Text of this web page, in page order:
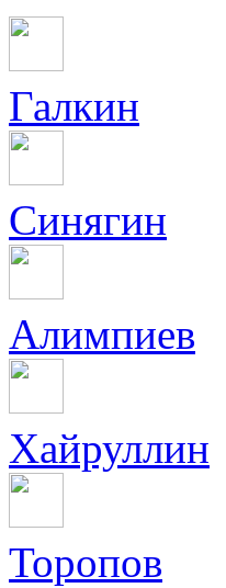
Галкин
Синягин
Алимпиев
Хайруллин
Торопов